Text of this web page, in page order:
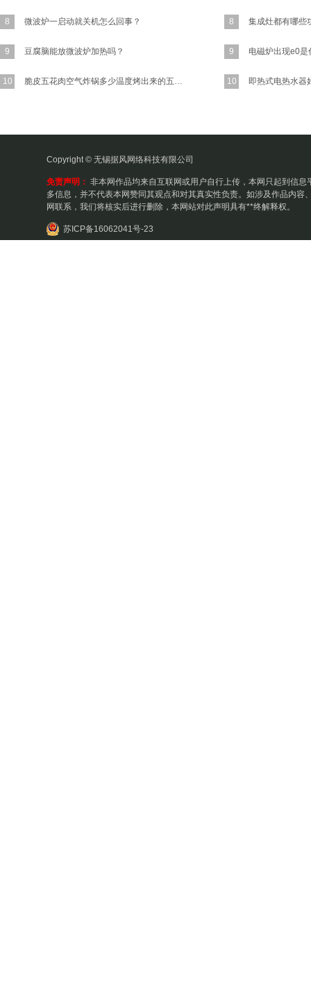
8 微波炉一启动就关机怎么回事？
9 豆腐脑能放微波炉加热吗？
10 脆皮五花肉空气炸锅多少温度烤出来的五花肉又香又脆？
8 集成灶都有哪些
9
10
Copyright © 无锡据风网络科技有限公司
免责声明： 非本网作品均来自互联网或用户自行上传，本网只起到信息
多信息，并不代表本网赞同其观点和对其真实性负责。如涉及作品内容
网联系，我们将核实后进行删除，本网站对此声明具有**终解释权。
苏ICP备16062041号-23